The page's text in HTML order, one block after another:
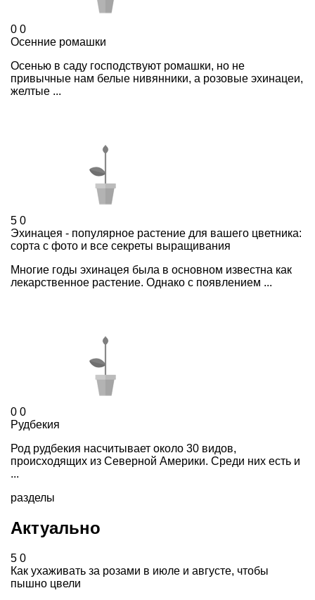
0 0
Осенние ромашки
Осенью в саду господствуют ромашки, но не
привычные нам белые нивянники, а розовые эхинацеи,
желтые ...
5 0
Эхинацея - популярное растение для вашего цветника:
сорта с фото и все секреты выращивания
Многие годы эхинацея была в основном известна как
лекарственное растение. Однако с появлением ...
0 0
Рудбекия
Род рудбекия насчитывает около 30 видов,
происходящих из Северной Америки. Среди них есть и
...
разделы
Актуально
5 0
Как ухаживать за розами в июле и августе, чтобы
пышно цвели